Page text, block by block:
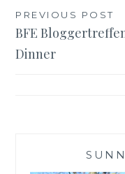
PREVIOUS POST
BFE
Dinner